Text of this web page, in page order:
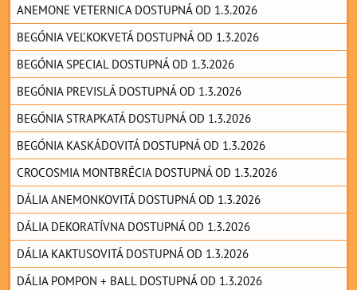
ANEMONE VETERNICA DOSTUPNÁ OD 1.3.2026
BEGÓNIA VEĽKOKVETÁ DOSTUPNÁ OD 1.3.2026
BEGÓNIA SPECIAL DOSTUPNÁ OD 1.3.2026
BEGÓNIA PREVISLÁ DOSTUPNÁ OD 1.3.2026
BEGÓNIA STRAPKATÁ DOSTUPNÁ OD 1.3.2026
BEGÓNIA KASKÁDOVITÁ DOSTUPNÁ OD 1.3.2026
CROCOSMIA MONTBRÉCIA DOSTUPNÁ OD 1.3.2026
DÁLIA ANEMONKOVITÁ DOSTUPNÁ OD 1.3.2026
DÁLIA DEKORATÍVNA DOSTUPNÁ OD 1.3.2026
DÁLIA KAKTUSOVITÁ DOSTUPNÁ OD 1.3.2026
DÁLIA POMPON + BALL DOSTUPNÁ OD 1.3.2026